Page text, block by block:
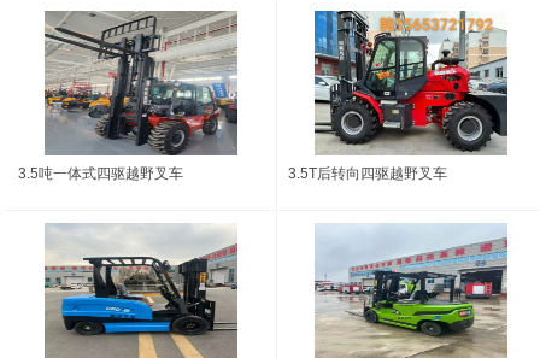
3.5吨一体式四驱越野叉车 3.5T后转向四驱越野叉车